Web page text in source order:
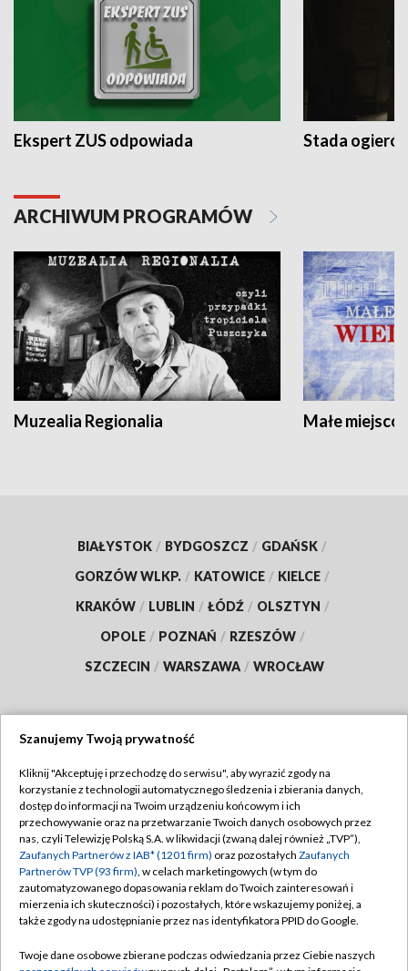
Ekspert ZUS odpowiada Stada
ARCHIWUM PROGRAMÓW
Muzealia Regionalia Małe
BIAŁYSTOK / BYDGOSZCZ / GDAŃSK /
GORZÓW WLKP. / KATOWICE / KIELCE /
KRAKÓW / LUBLIN / ŁÓDŹ / OLSZTYN /
OPOLE / POZNAŃ / RZESZÓW /
SZCZECIN / WARSZAWA / WROCŁAW
TVP
Abonament TVP
Emisja w TVP
Centrum informacji TVP
Naziemna Telewizja Cyfrowa
Regulamin TVP
Polityka prywatności
Moje zgody
Pomoc
Szanujemy Twoją prywatność
Kliknij "Akceptuję i przechodzę do serwisu", aby wyrazić zgody na
korzystanie z technologii automatycznego śledzenia i zbierania danych,
dostęp do informacji na Twoim urządzeniu końcowym i ich
przechowywanie oraz na przetwarzanie Twoich danych osobowych przez
nas, czyli Telewizję Polską S.A. w likwidacji (zwaną dalej również „TVP”),
Zaufanych Partnerów z IAB* (1201 firm) oraz pozostałych Zaufanych
Partnerów TVP (93 firm), w celach marketingowych (w tym do
zautomatyzowanego dopasowania reklam do Twoich zainteresowań i
mierzenia ich skuteczności) i pozostałych, które wskazujemy poniżej, a
także zgody na udostępnianie przez nas identyfikatora PPID do Google.
Twoje dane osobowe zbierane podczas odwiedzania przez Ciebie naszych